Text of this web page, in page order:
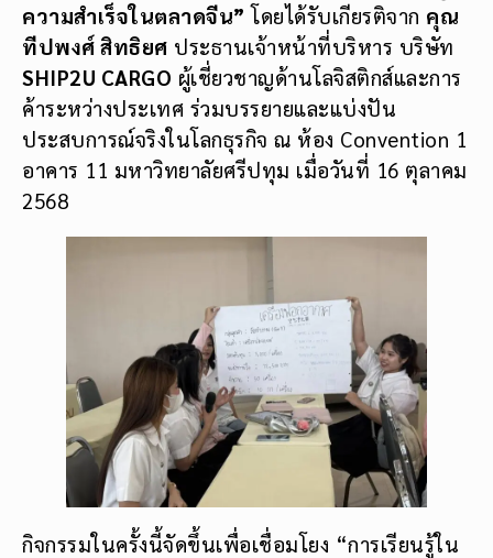
ความสำเร็จในตลาดจีน” โดยได้รับเกียรติจาก คุณ
ทีปพงศ์ สิทธิยศ ประธานเจ้าหน้าที่บริหาร บริษัท
SHIP2U CARGO ผู้เชี่ยวชาญด้านโลจิสติกส์และการ
ค้าระหว่างประเทศ ร่วมบรรยายและแบ่งปัน
ประสบการณ์จริงในโลกธุรกิจ ณ ห้อง Convention 1
อาคาร 11 มหาวิทยาลัยศรีปทุม เมื่อวันที่ 16 ตุลาคม
2568
กิจกรรมในครั้งนี้จัดขึ้นเพื่อเชื่อมโยง “การเรียนรู้ใน